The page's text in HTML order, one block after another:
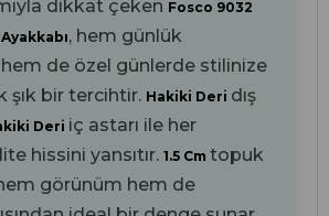
dikkat çeken Fosco 9032
, hem günlük
hem de özel günlerde stilinize
şık bir tercihtir. Hakiki Deri dış
Deri iç astarı ile her
hissini yansıtır. 1.5 Cm topuk
görünüm hem de